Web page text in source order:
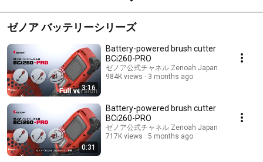
ゼノア バッテリーシリーズ
3:16
Battery-powered brush cutter
BCi260-PRO
ゼノア公式チャネル Zenoah Japan
984K views
3 months ago
0:31
Battery-powered brush cutter
BCi260-PRO
ゼノア公式チャネル Zenoah Japan
717K views
5 months ago